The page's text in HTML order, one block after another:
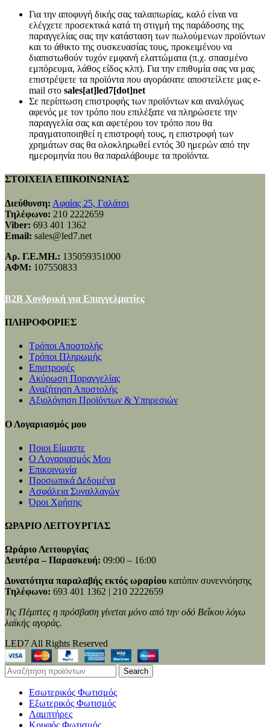
Για την αποφυγή δικής σας ταλαιπωρίας, καλό είναι να
ελέγχετε προσεκτικά κατά τη στιγμή της παράδοσης της
παραγγελίας σας την κατάσταση των πωλούμενων προϊόντων
και το άθικτο της συσκευασίας τους, προκειμένου να
διαπιστωθούν τυχόν εμφανή ελαττώματα (π.χ. σπασμένο
εμπόρευμα, λάθος είδος κλπ). Για την επιθυμία σας να μας
επιστρέψετε τα προϊόντα που αγοράσατε αποστείλετε μας e-
mail στο sales[at]led7[dot]net
Σε περίπτωση επιστροφής των προϊόντων και αναλόγως
αφενός με τον τρόπο που επιλέξατε να πληρώσετε την
παραγγελία σας και αφετέρου τον τρόπο που θα
πραγματοποιηθεί η επιστροφή τους, η επιστροφή των
χρημάτων σας θα ολοκληρωθεί εντός 30 ημερών από την
ημερομηνία που θα παραλάβουμε τα προϊόντα.
ΣΤΟΙΧΕΙΑ ΕΠΙΚΟΙΝΩΝΙΑΣ
Διεύθυνση: Αφαίας 25, Γαλάτσι
Τηλέφωνο: 210 2222659
Viber: 693 401 1362
Email: sales@led7.net
Αρ. Γ.Ε.ΜΗ.: 135059351000
ΑΦΜ: 107550833
B2B Χονδρική για Επαγγελματίες
ΠΛΗΡΟΦΟΡΙΕΣ
Τρόποι Αποστολής
Τρόποι Πληρωμής
Επιστροφές
Ακύρωση Παραγγελίας
Αναζήτηση Αποστολής
Αξιολόγηση Προϊόντων & Υπηρεσιών
Ο Λογαριασμός μου
Ποιοι Είμαστε
Ο Λογαριασμός Μου
Επικοινωνία
Προσωπικά Δεδομένα
Ασφάλεια Συναλλαγών
Όροι Χρήσης
ΩΡΑΡΙΟ ΛΕΙΤΟΥΡΓΙΑΣ
Ωράριο Λειτουργίας
Δευτέρα – Παρασκευή: 09:00 – 16:00
Δυνατότητα παραλαβής εκτός ωραρίου κατόπιν συνεννόησης
Τηλέφωνο: 693 401 1362 | 210 2222659
Τις Πέμπτες η πρόσβαση γίνεται μόνο από την οδό Βεΐκου λόγω
λαϊκής αγοράς.
LED7 All Rights Reserved
Search
Εσωτερικός Φωτισμός
Εξωτερικός Φωτισμός
Λαμπτήρες